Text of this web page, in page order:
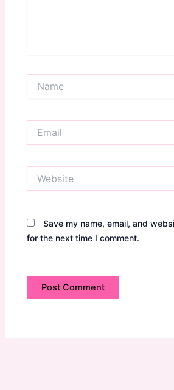
Save my name, email, and
for the next time I comment.